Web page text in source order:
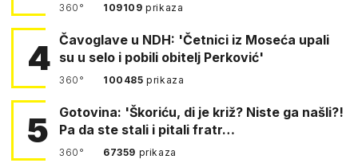
360° 109109prikaza
4 Čavoglave u NDH: 'Četnici iz Moseća upali
su u selo i pobili obitelj Perković'
360° 100485prikaza
5
Gotovina: 'Škoriću, di je križ? Niste ga našli?!
Pa da ste stali i pitali fratr…
360° 67359 prikaza